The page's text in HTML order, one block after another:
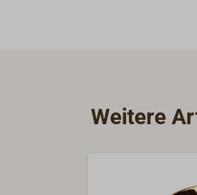
Weitere